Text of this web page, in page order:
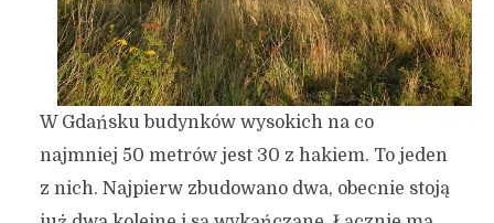
1 lutego 2016
2 min czytania
Autor:Kamil Sulewski
W Gdańsku budynków wysokich na co
najmniej 50 metrów jest 30 z hakiem. To jeden
z nich. Najpierw zbudowano dwa, obecnie stoją